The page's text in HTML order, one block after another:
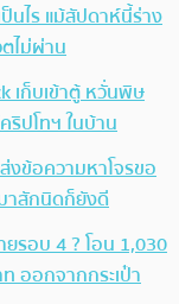
นไร แม้สัปดาห์นี้ร่าง
ไม่ผ่าน
เก็บเข้าตู้ หวั่นพิษ
ปโทฯ ในบ้าน
งข้อความหาโจรขอ
าสักนิดก็ยังดี
รอบ 4 ? โอน 1,030
ออกจากกระเป๋า